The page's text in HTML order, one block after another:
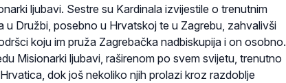
ljubavi. Sestre su Kardinala izvijestile o trenutnim
u Družbi, posebno u Hrvatskoj te u Zagrebu, zahvalivši
koju im pruža Zagrebačka nadbiskupija i on osobno.
Misionarki ljubavi, raširenom po svem svijetu, trenutno
dok još nekoliko njih prolazi kroz razdoblje